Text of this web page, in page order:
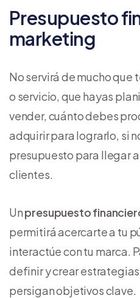
Presupuesto
marketing
No servirá de mucho que
o servicio, que hayas
vender, cuánto debes
adquirir para lograrlo, si
presupuesto para llegar
clientes.
Unpresupuesto
permitirá acercarte a tu
interactúe con tu marca.
definir y crear
persigan objetivos clave.